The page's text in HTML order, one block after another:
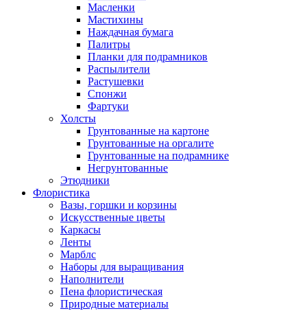
Масленки
Мастихины
Наждачная бумага
Палитры
Планки для подрамников
Распылители
Растушевки
Спонжи
Фартуки
Холсты
Грунтованные на картоне
Грунтованные на оргалите
Грунтованные на подрамнике
Негрунтованные
Этюдники
Флористика
Вазы, горшки и корзины
Искусственные цветы
Каркасы
Ленты
Марблс
Наборы для выращивания
Наполнители
Пена флористическая
Природные материалы